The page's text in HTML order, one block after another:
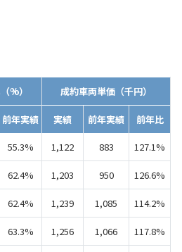
%） 成約車両単価（千円）
前年実績 実績 前年実績 前年比
55.3% 1,122 883 127.1%
62.4% 1,203 950 126.6%
62.4% 1,239 1,085 114.2%
63.3% 1,256 1,066 117.8%